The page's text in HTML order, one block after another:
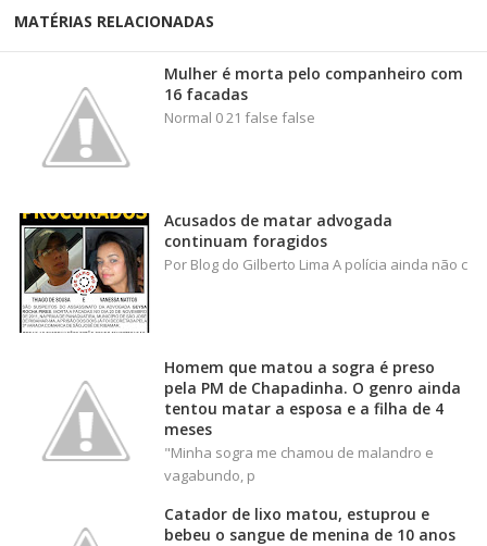
MATÉRIAS RELACIONADAS
Mulher é morta pelo companheiro com
16 facadas
Normal 0 21 false false
Acusados de matar advogada
continuam foragidos
Por Blog do Gilberto Lima A polícia ainda não c
Homem que matou a sogra é preso
pela PM de Chapadinha. O genro ainda
tentou matar a esposa e a filha de 4
meses
"Minha sogra me chamou de malandro e
vagabundo, p
Catador de lixo matou, estuprou e
bebeu o sangue de menina de 10 anos